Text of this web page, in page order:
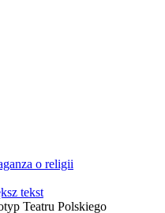
o religii
tekst